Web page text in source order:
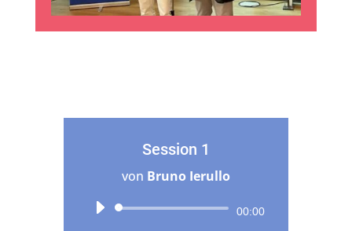
Session 1
von Bruno Ierullo
Audio-
00:00